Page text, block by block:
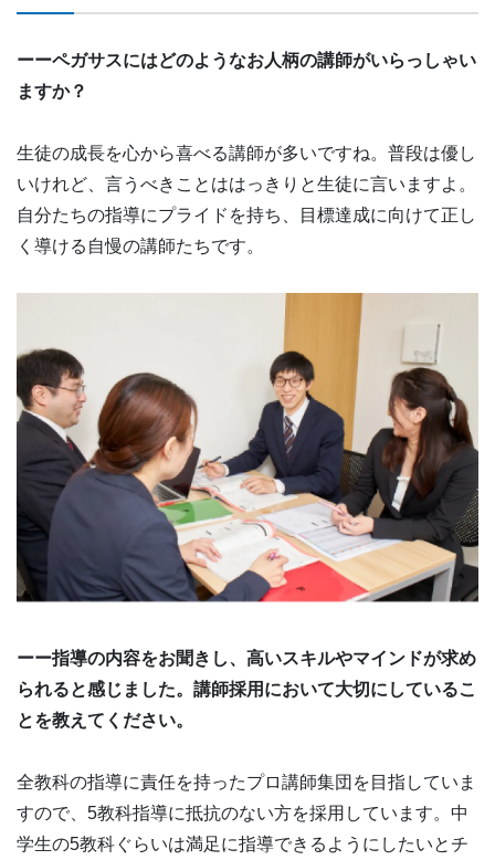
ーーペガサスにはどのようなお人柄の講師がいらっしゃい
ますか？
生徒の成長を心から喜べる講師が多いですね。普段は優し
いけれど、言うべきことははっきりと生徒に言いますよ。
自分たちの指導にプライドを持ち、目標達成に向けて正し
く導ける自慢の講師たちです。
ーー指導の内容をお聞きし、高いスキルやマインドが求め
られると感じました。講師採用において大切にしているこ
とを教えてください。
全教科の指導に責任を持ったプロ講師集団を目指していま
すので、5教科指導に抵抗のない方を採用しています。中
学生の5教科ぐらいは満足に指導できるようにしたいとチ